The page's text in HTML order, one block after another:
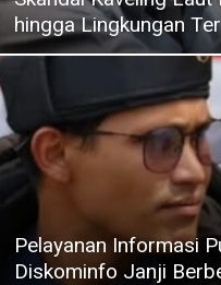
hingga Lingkungan
Pelayanan Informasi
Diskominfo Janji